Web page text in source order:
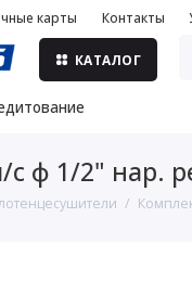
карты Контакты
КАТАЛОГ
с ф 1/2" нар.